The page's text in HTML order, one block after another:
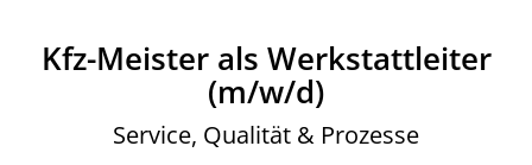
Kfz-Meister als Werkstattleiter
(m/w/d)
Service, Qualität & Prozesse